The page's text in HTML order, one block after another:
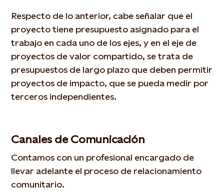
Respecto de lo anterior, cabe señalar que el
proyecto tiene presupuesto asignado para el
trabajo en cada uno de los ejes, y en el eje de
proyectos de valor compartido, se trata de
presupuestos de largo plazo que deben permitir
proyectos de impacto, que se pueda medir por
terceros independientes.
Canales de Comunicación
Contamos con un profesional encargado de
llevar adelante el proceso de relacionamiento
comunitario.